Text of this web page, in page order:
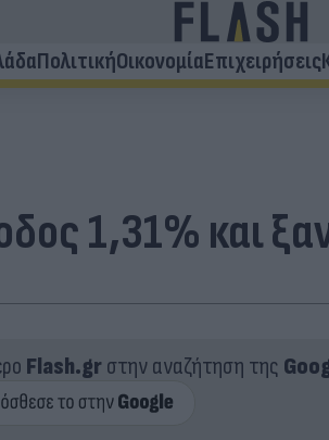
ΠολιτικήΟικονομίαΕπιχειρήσεις
1,31% και
Flash.grστην αναζήτηση της